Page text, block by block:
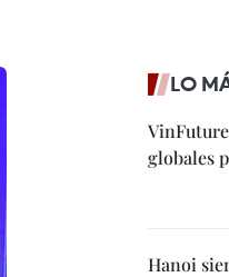
LO
globales
Hanoi